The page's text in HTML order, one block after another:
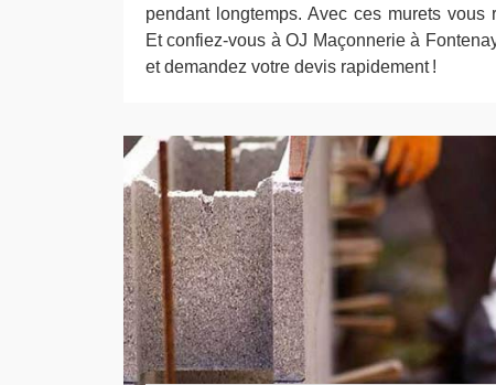
pendant longtemps. Avec ces murets vous
Et confiez-vous à OJ Maçonnerie à
et demandez votre devis rapidement !